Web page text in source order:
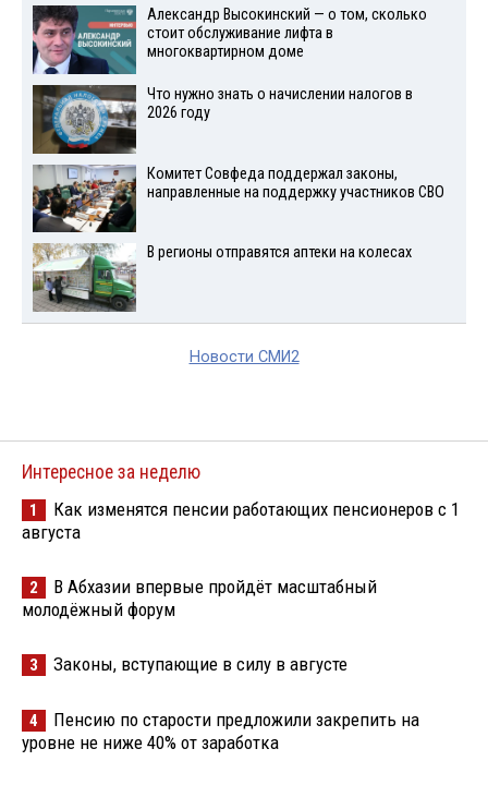
Александр Высокинский — о том, сколько
стоит обслуживание лифта в
многоквартирном доме
Что нужно знать о начислении налогов в
2026 году
Комитет Совфеда поддержал законы,
направленные на поддержку участников СВО
В регионы отправятся аптеки на колесах
Новости СМИ2
Интересное за неделю
1
Как изменятся пенсии работающих пенсионеров с 1
августа
2
В Абхазии впервые пройдёт масштабный
молодёжный форум
3 Законы, вступающие в силу в августе
4
Пенсию по старости предложили закрепить на
уровне не ниже 40% от заработка